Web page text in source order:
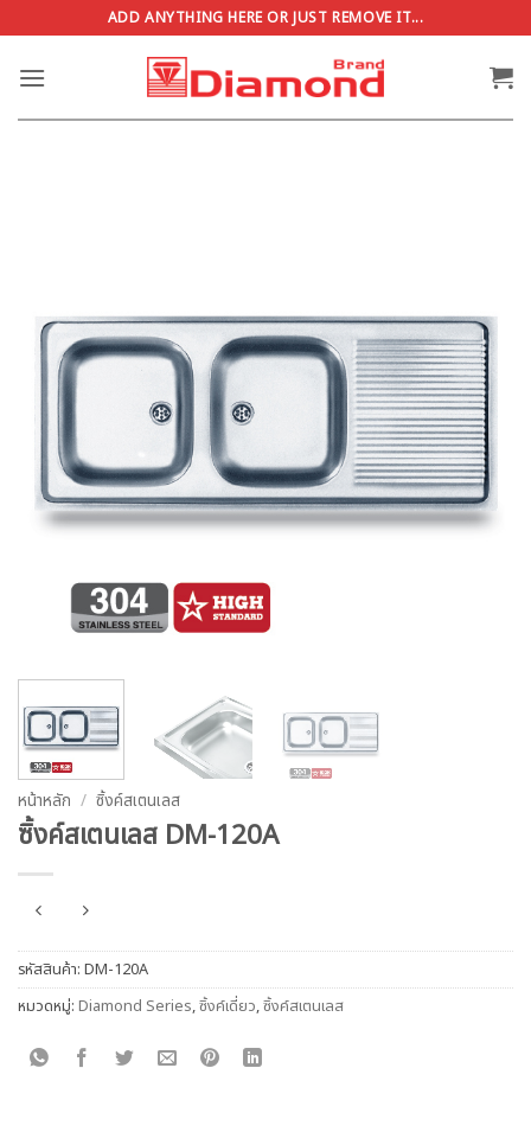
ไป
ADD ANYTHING HERE OR JUST REMOVE IT...
หน้าหลัก / ซิ้งค์สเตนเลส
ซิ้งค์สเตนเลส DM-120A
รหัสสินค้า: DM-120A
หมวดหมู่: Diamond Series,ซิ้งค์เดี่ยว,ซิ้งค์สเตนเลส